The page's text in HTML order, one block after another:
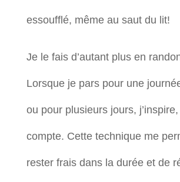
essoufflé, même au saut du lit!
Je le fais d’autant plus en
Lorsque je pars pour une
ou pour plusieurs jours, j’inspire,
compte. Cette technique me
rester frais dans la durée et de